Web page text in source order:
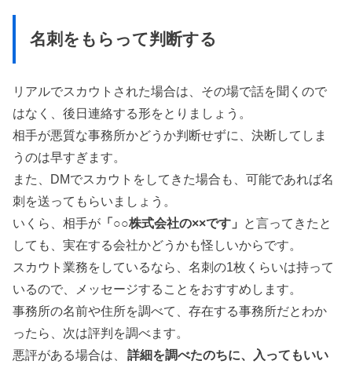
名刺をもらって判断する
リアルでスカウトされた場合は、その場で話を聞くので
はなく、後日連絡する形をとりましょう。
相手が悪質な事務所かどうか判断せずに、決断してしま
うのは早すぎます。
また、DMでスカウトをしてきた場合も、可能であれば名
刺を送ってもらいましょう。
いくら、相手が 「○○株式会社の××です」 と言ってきたと
しても、実在する会社かどうかも怪しいからです。
スカウト業務をしているなら、名刺の1枚くらいは持って
いるので、メッセージすることをおすすめします。
事務所の名前や住所を調べて、存在する事務所だとわか
ったら、次は評判を調べます。
悪評がある場合は、
詳細を調べたのちに、入ってもいい